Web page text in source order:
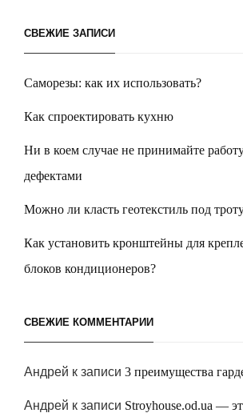
СВЕЖИЕ ЗАПИСИ
Саморезы: как их использовать?
Как спроектировать кухню
Ни в коем случае не принимайте
дефектами
Можно ли класть геотекстиль под
Как установить кронштейны для
блоков кондиционеров?
СВЕЖИЕ КОММЕНТАРИИ
Андрей к записи 3 преимущества
Андрей к записи Stroyhouse.od.ua —